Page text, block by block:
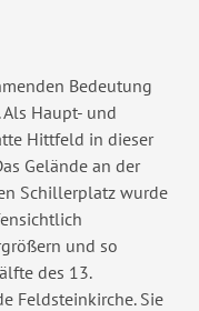
Bedeutung
Haupt- und
Hittfeld in dieser
Gelände an der
Schillerplatz wurde
und so
des 13.
Feldsteinkirche. Sie